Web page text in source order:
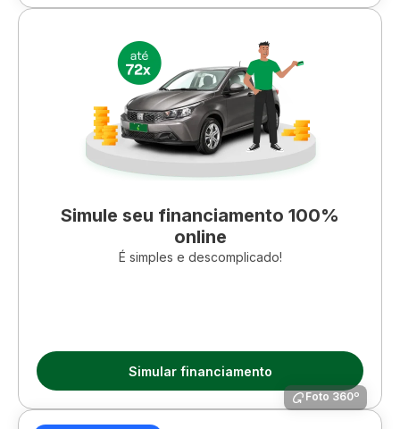
Simule seu financiamento 100%
online
É simples e descomplicado!
Simular financiamento
Foto 360º